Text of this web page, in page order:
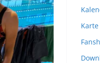
Karte